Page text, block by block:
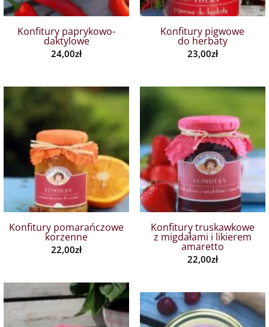
Konfitury paprykowo-
daktylowe
24,00zł
Konfitury pigwowe
do herbaty
23,00zł
Konfitury pomarańczowe
korzenne
22,00zł
Konfitury truskawkowe
z migdałami i likierem
amaretto
22,00zł